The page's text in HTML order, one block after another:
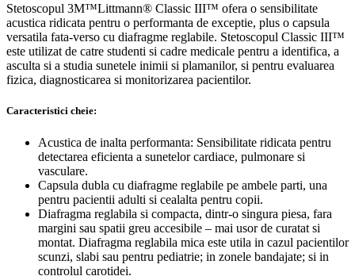
Stetoscopul 3M™Littmann® Classic III™ ofera o sensibilitate
acustica ridicata pentru o performanta de exceptie, plus o capsula
versatila fata-verso cu diafragme reglabile. Stetoscopul Classic III™
este utilizat de catre studenti si cadre medicale pentru a identifica, a
asculta si a studia sunetele inimii si plamanilor, si pentru evaluarea
fizica, diagnosticarea si monitorizarea pacientilor.
Caracteristici cheie:
Acustica de inalta performanta: Sensibilitate ridicata pentru
detectarea eficienta a sunetelor cardiace, pulmonare si
vasculare.
Capsula dubla cu diafragme reglabile pe ambele parti, una
pentru pacientii adulti si cealalta pentru copii.
Diafragma reglabila si compacta, dintr-o singura piesa, fara
margini sau spatii greu accesibile – mai usor de curatat si
montat. Diafragma reglabila mica este utila in cazul pacientilor
scunzi, slabi sau pentru pediatrie; in zonele bandajate; si in
controlul carotidei.